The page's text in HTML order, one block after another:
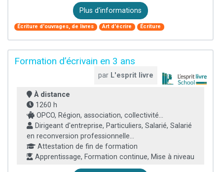
Plus d'informations
Écriture d'ouvrages, de livres Art d'écrire Écriture
Formation d’écrivain en 3 ans
par L'esprit livre
À distance
1260 h
OPCO, Région, association, collectivité...
Dirigeant d'entreprise, Particuliers, Salarié, Salarié
en reconversion professionnelle...
Attestation de fin de formation
Apprentissage, Formation continue, Mise à niveau